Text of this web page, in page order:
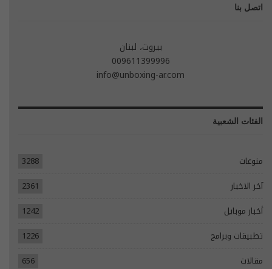
اتصل بنا
بيروت، لبنان
009611399996
info@unboxing-ar.com
الفئات الشعبية
منوعات
3288
آخر الاخبار
2361
أخبار موبايل
1242
تطبيقات وبرامج
1226
مقالات
656